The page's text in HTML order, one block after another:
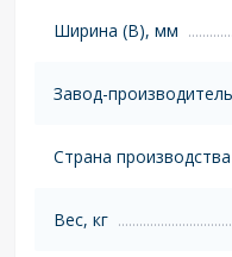
Ширина (B), мм
Завод-производитель
Страна производства
Вес, кг